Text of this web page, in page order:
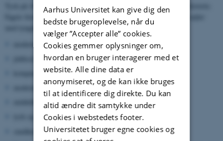
Tysk på AU rummer fokusområderne sprog, litteratur, kultur og historie.
Fagets forskere har deres særlige ekspertiser inden for disse fire søjler
med tyngdepunkter inden for følgende områder:
moderne grammatik
komparativ germansk lingvistik
moderne litteratur og filosofi
middelhøjtysk litteratur
tysk og nederlandsk religiøs litteratur i det 15. århundrede
sundhedskultur og Lebensreform
Aarhus Universitet kan give dig den
bedste brugeroplevelse, når du
vælger ”Accepter alle” cookies.
Cookies gemmer oplysninger om,
hvordan en bruger interagerer med et
website. Alle dine data er
anonymiseret, og de kan ikke bruges
til at identificere dig direkte. Du kan
altid ændre dit samtykke under
Cookies i webstedets footer.
Universitetet bruger egne cookies og